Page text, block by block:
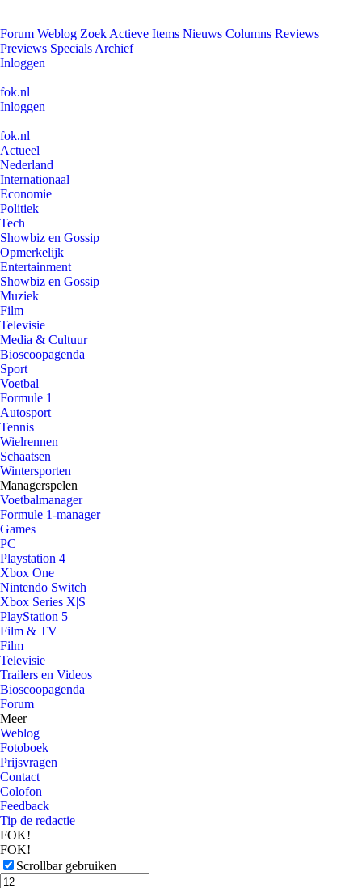
Forum Weblog Zoek Actieve Items Nieuws Columns Reviews
Previews Specials Archief
Inloggen
fok.nl
Inloggen
fok.nl
Actueel
Nederland
Internationaal
Economie
Politiek
Tech
Showbiz en Gossip
Opmerkelijk
Entertainment
Showbiz en Gossip
Muziek
Film
Televisie
Media & Cultuur
Bioscoopagenda
Sport
Voetbal
Formule 1
Autosport
Tennis
Wielrennen
Schaatsen
Wintersporten
Managerspelen
Voetbalmanager
Formule 1-manager
Games
PC
Playstation 4
Xbox One
Nintendo Switch
Xbox Series X|S
PlayStation 5
Film & TV
Film
Televisie
Trailers en Videos
Bioscoopagenda
Forum
Meer
Weblog
Fotoboek
Prijsvragen
Contact
Colofon
Feedback
Tip de redactie
FOK!
FOK!
Scrollbar gebruiken